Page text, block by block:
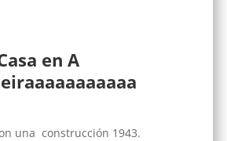
en A
una construcción 1943.